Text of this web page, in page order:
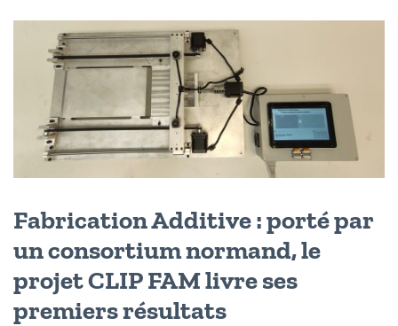
Fabrication Additive : porté par
un consortium normand, le
projet CLIP FAM livre ses
premiers résultats